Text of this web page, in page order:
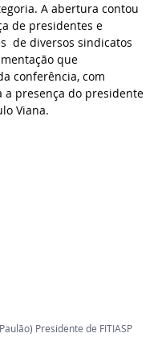
A abertura contou
de presidentes e
de diversos sindicatos
que
conferência, com
a presença do presidente
Viana.
Presidente de FITIASP